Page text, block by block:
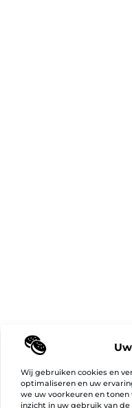
Wij gebruiken cookies en
optimaliseren en uw
we uw voorkeuren en
inzicht in uw gebruik van